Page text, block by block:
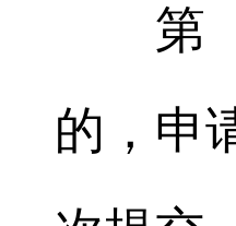
第
的，申